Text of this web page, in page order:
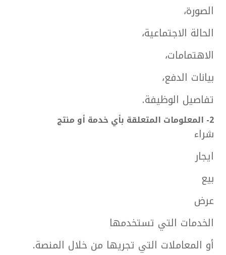
الصورة،
الحالة الاجتماعية،
الاهتمامات،
بيانات الدفع،
تفاصيل الوظيفة.
2- المعلومات المتعلقة بأي خدمة أو منتج
شراء
ايجار
بيع
عرض
الخدمات التي تستخدمها
أو المعاملات التي تجريها من خلال المنصة.